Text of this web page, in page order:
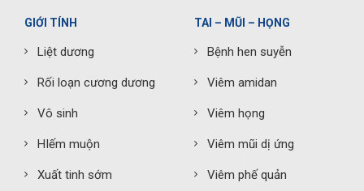
GIỚI TÍNH
Liệt dương
Rối loạn cương dương
Vô sinh
HIếm muộn
Xuất tinh sớm
TAI – MŨI – HỌNG
Bệnh hen suyễn
Viêm amidan
Viêm họng
Viêm mũi dị ứng
Viêm phế quản